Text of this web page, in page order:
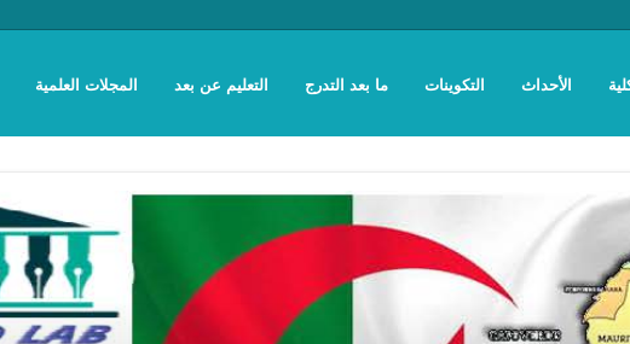
الأحداث التكوينات ما بعد التدرج التعليم عن بعد المجلات العلمية